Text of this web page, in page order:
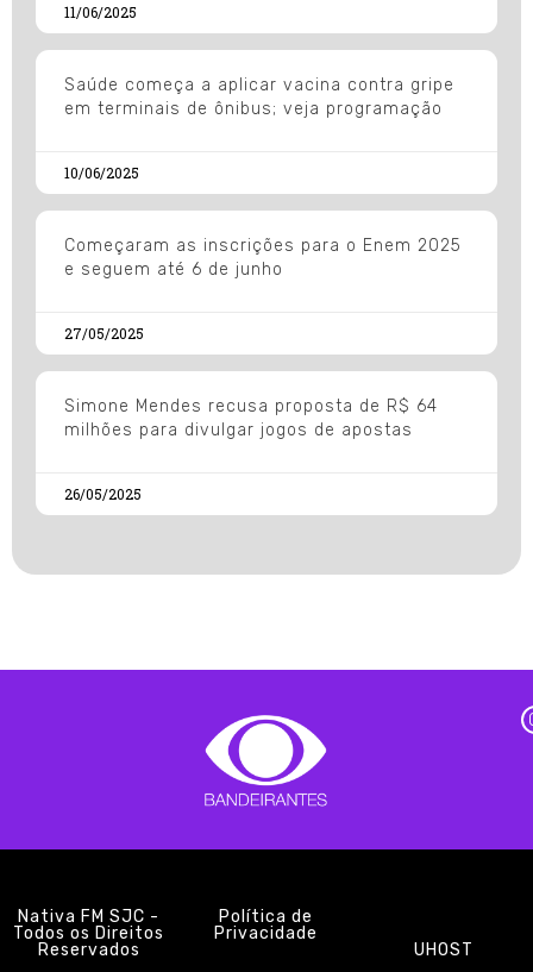
11/06/2025
Saúde começa a aplicar vacina contra gripe
em terminais de ônibus; veja programação
10/06/2025
Começaram as inscrições para o Enem 2025
e seguem até 6 de junho
27/05/2025
Simone Mendes recusa proposta de R$ 64
milhões para divulgar jogos de apostas
26/05/2025
Nativa FM SJC -
Todos os Direitos
Reservados
Política de
Privacidade
UHOST